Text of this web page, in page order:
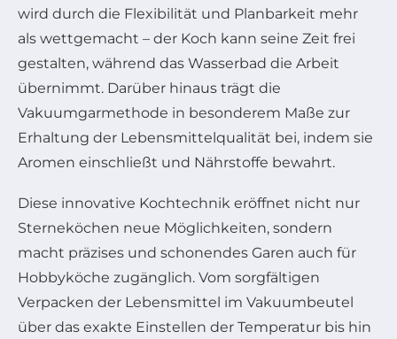
wird durch die Flexibilität und Planbarkeit mehr
als wettgemacht – der Koch kann seine Zeit frei
gestalten, während das Wasserbad die Arbeit
übernimmt. Darüber hinaus trägt die
Vakuumgarmethode in besonderem Maße zur
Erhaltung der Lebensmittelqualität bei, indem sie
Aromen einschließt und Nährstoffe bewahrt.
Diese innovative Kochtechnik eröffnet nicht nur
Sterneköchen neue Möglichkeiten, sondern
macht präzises und schonendes Garen auch für
Hobbyköche zugänglich. Vom sorgfältigen
Verpacken der Lebensmittel im Vakuumbeutel
über das exakte Einstellen der Temperatur bis hin